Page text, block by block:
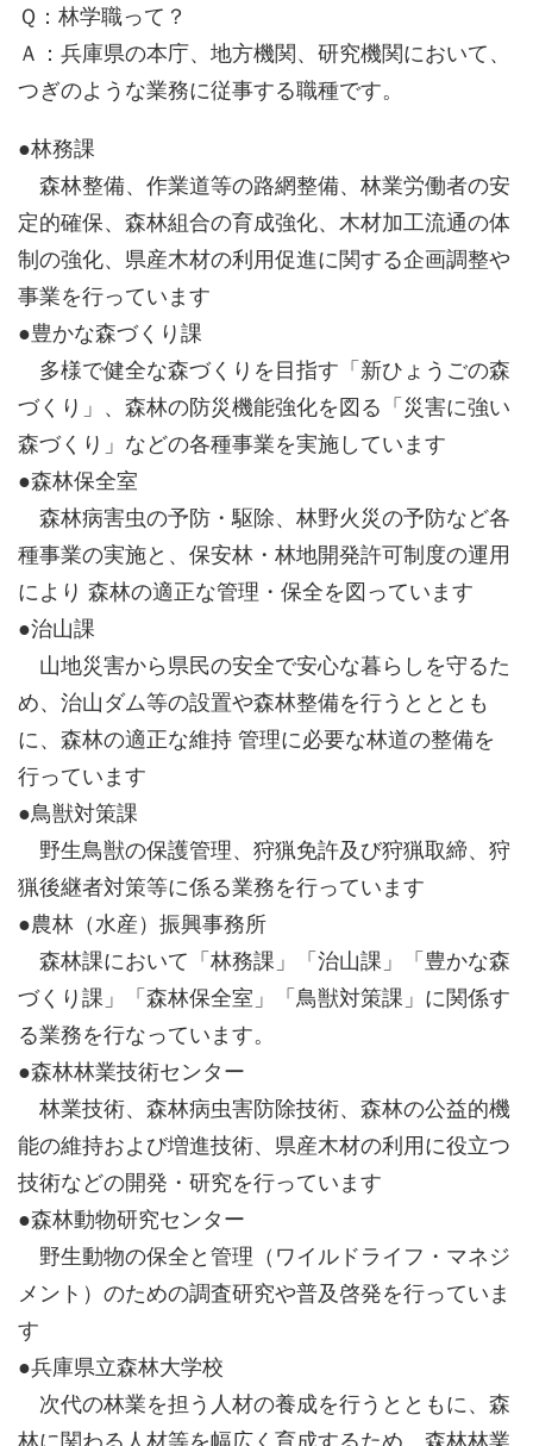
Ｑ：林学職って？
Ａ：兵庫県の本庁、地方機関、研究機関において、
つぎのような業務に従事する職種です。
●林務課
森林整備、作業道等の路網整備、林業労働者の安
定的確保、森林組合の育成強化、木材加工流通の体
制の強化、県産木材の利用促進に関する企画調整や
事業を行っています
●豊かな森づくり課
多様で健全な森づくりを目指す「新ひょうごの森
づくり」、森林の防災機能強化を図る「災害に強い
森づくり」などの各種事業を実施しています
●森林保全室
森林病害虫の予防・駆除、林野火災の予防など各
種事業の実施と、保安林・林地開発許可制度の運用
により 森林の適正な管理・保全を図っています
●治山課
山地災害から県民の安全で安心な暮らしを守るた
め、治山ダム等の設置や森林整備を行うとととも
に、森林の適正な維持 管理に必要な林道の整備を
行っています
●鳥獣対策課
野生鳥獣の保護管理、狩猟免許及び狩猟取締、狩
猟後継者対策等に係る業務を行っています
●農林（水産）振興事務所
森林課において「林務課」「治山課」「豊かな森
づくり課」「森林保全室」「鳥獣対策課」に関係す
る業務を行なっています。
●森林林業技術センター
林業技術、森林病虫害防除技術、森林の公益的機
能の維持および増進技術、県産木材の利用に役立つ
技術などの開発・研究を行っています
●森林動物研究センター
野生動物の保全と管理（ワイルドライフ・マネジ
メント）のための調査研究や普及啓発を行っていま
す
●兵庫県立森林大学校
次代の林業を担う人材の養成を行うとともに、森
林に関わる人材等を幅広く育成するため、森林林業